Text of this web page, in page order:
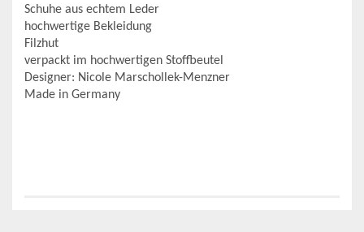
Schuhe aus echtem Leder
hochwertige Bekleidung
Filzhut
verpackt im hochwertigen Stoffbeutel
Designer: Nicole Marschollek-Menzner
Made in Germany